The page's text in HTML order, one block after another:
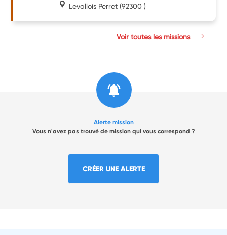
Levallois Perret (92300 )
Voir toutes les missions
Alerte mission
Vous n'avez pas trouvé de mission qui vous correspond ?
CRÉER UNE ALERTE